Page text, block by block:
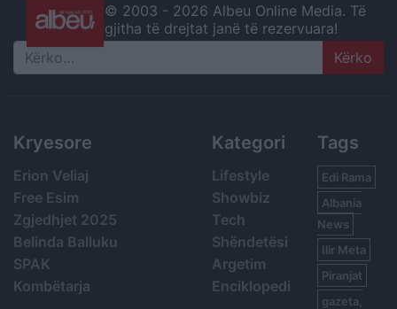
© 2003 - 2026 Albeu Online Media. Të
gjitha të drejtat janë të rezervuara!
Search
Kryesore
Erion Veliaj
Free Esim
Zgjedhjet 2025
Belinda Balluku
SPAK
Kombëtarja
Kategori
Lifestyle
Showbiz
Tech
Shëndetësi
Argetim
Enciklopedi
Tags
Edi Rama
Albania
News
Ilir Meta
Piranjat
gazeta,